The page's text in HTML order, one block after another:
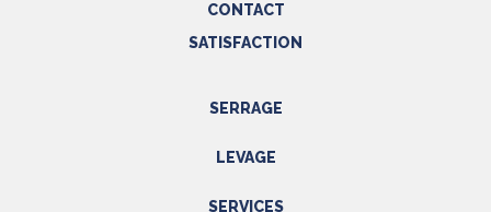
CONTACT
SATISFACTION
SERRAGE
Outils électriques
LEVAGE
SERVICES